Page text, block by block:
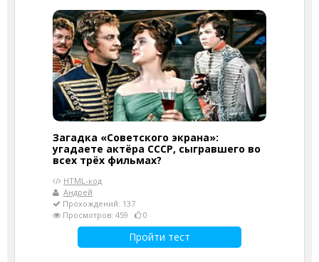
Загадка «Советского экрана»:
угадаете актёра СССР, сыгравшего во
всех трёх фильмах?
HTML-код
Андрей
Прохождений: 137
Просмотров: 459
0
Пройти тест